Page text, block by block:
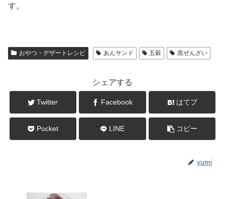
す。
おやつ・デザートレシピ あんサンド 五穀 黒ぜんざい
シェアする
Twitter Facebook はてブ
Pocket LINE コピー
yumi